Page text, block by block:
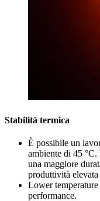
Stabilità termica
È possibile un
ambiente di 45 °C.
una maggiore
produttività elevata
Lower
performance.